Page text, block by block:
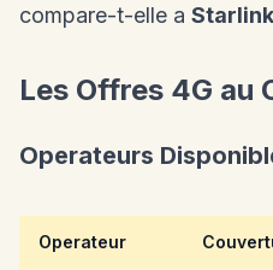
compare-t-elle a Starlink
Les Offres 4G au
Operateurs
Operateur